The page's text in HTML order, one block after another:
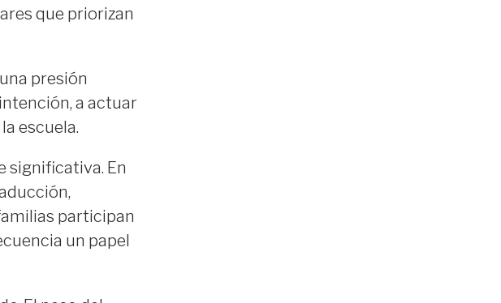
que priorizan
presión
a actuar
escuela.
significativa. En
participan
un papel